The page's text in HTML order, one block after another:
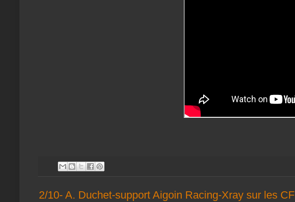
2/10- A. Duchet-support Aigoin Racing-Xray sur les CF